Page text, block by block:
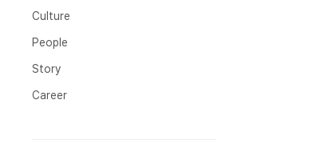
Culture
People
Story
Career